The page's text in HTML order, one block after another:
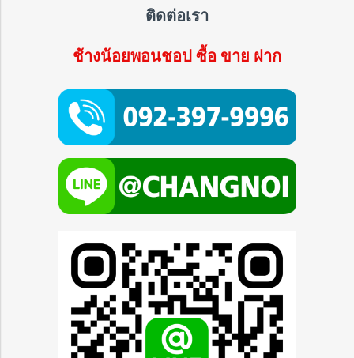
ติดต่อเรา
ช้างน้อยพอนชอป ซื้อ ขาย ฝาก